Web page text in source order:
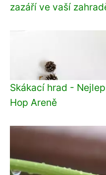
zazáří ve vaší
Skákací hrad -
Hop Areně